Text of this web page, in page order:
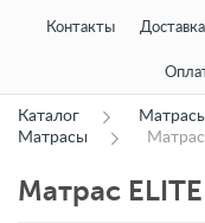
Контакты Доставка
Каталог
Матрасы
Матрас